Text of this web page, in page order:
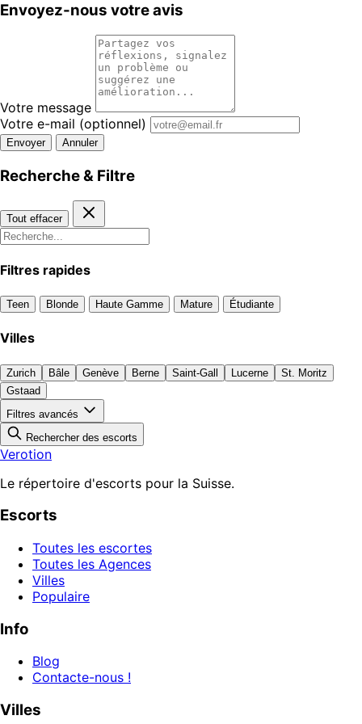
Envoyez-nous votre avis
Votre message
Votre e-mail (optionnel)
Envoyer Annuler
Recherche & Filtre
Tout effacer
Filtres rapides
Teen Blonde Haute Gamme Mature Étudiante
Villes
Zurich Bâle Genève Berne Saint-Gall Lucerne
St. Moritz
Gstaad
Filtres avancés
Rechercher des escorts
Verotion
Le répertoire d'escorts pour la Suisse.
Escorts
Toutes les escortes
Toutes les Agences
Villes
Populaire
Info
Blog
Contacte-nous !
Villes